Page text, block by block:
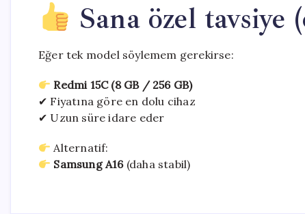
Sana özel tavsiye
Eğer tek model söylemem gerekirse:
Redmi 15C (8 GB / 256 GB)
✔ Fiyatına göre en dolu cihaz
✔ Uzun süre idare eder
Alternatif:
Samsung A16(daha stabil)